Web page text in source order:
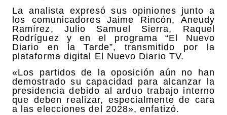
La analista expresó sus opiniones junto a
los comunicadores Jaime Rincón, Aneudy
Ramírez, Julio Samuel Sierra, Raquel
Rodríguez y en el programa “El Nuevo
Diario en la Tarde”, transmitido por la
plataforma digital El Nuevo Diario TV.
«Los partidos de la oposición aún no han
demostrado su capacidad para alcanzar la
presidencia debido al arduo trabajo interno
que deben realizar, especialmente de cara
a las elecciones del 2028», enfatizó.